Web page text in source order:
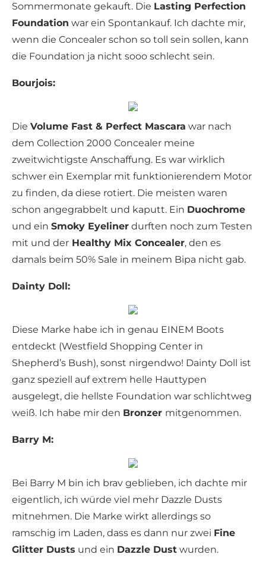
Sommermonate gekauft. Die Lasting Perfection
Foundation war ein Spontankauf. Ich dachte mir,
wenn die Concealer schon so toll sein sollen, kann
die Foundation ja nicht sooo schlecht sein.
Bourjois:
Die Volume Fast & Perfect Mascara war nach
dem Collection 2000 Concealer meine
zweitwichtigste Anschaffung. Es war wirklich
schwer ein Exemplar mit funktionierendem Motor
zu finden, da diese rotiert. Die meisten waren
schon angegrabbelt und kaputt. Ein Duochrome
und ein Smoky Eyeliner durften noch zum Testen
mit und der Healthy Mix Concealer, den es
damals beim 50% Sale in meinem Bipa nicht gab.
Dainty Doll:
Diese Marke habe ich in genau EINEM Boots
entdeckt (Westfield Shopping Center in
Shepherd’s Bush), sonst nirgendwo! Dainty Doll ist
ganz speziell auf extrem helle Hauttypen
ausgelegt, die hellste Foundation war schlichtweg
weiß. Ich habe mir den Bronzer mitgenommen.
Barry M:
Bei Barry M bin ich brav geblieben, ich dachte mir
eigentlich, ich würde viel mehr Dazzle Dusts
mitnehmen. Die Marke wirkt allerdings so
ramschig im Laden, dass es dann nur zwei Fine
Glitter Dusts und ein Dazzle Dust wurden.